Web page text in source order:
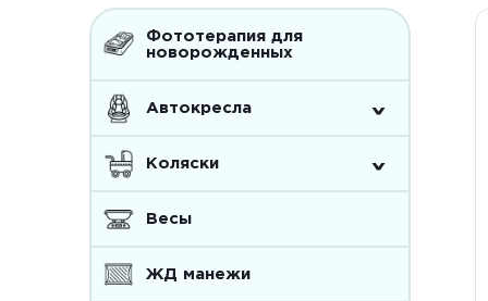
Фототерапия для
новорожденных
Автокресла ^
Коляски ^
Весы
ЖД манежи